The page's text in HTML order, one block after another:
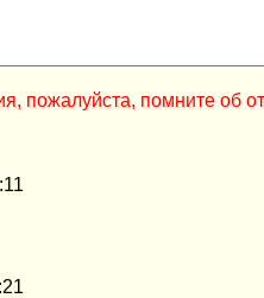
пожалуйста, помните об